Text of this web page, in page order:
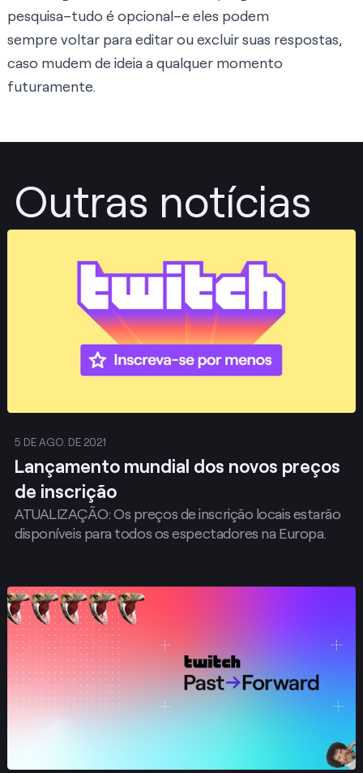
pesquisa–tudo é opcional–e eles podem
sempre voltar para editar ou excluir suas respostas,
caso mudem de ideia a qualquer momento
futuramente.
Outras notícias
5 DE AGO. DE 2021
Lançamento mundial dos novos preços
de inscrição
ATUALIZAÇÃO: Os preços de inscrição locais estarão
disponíveis para todos os espectadores na Europa.
Publicar